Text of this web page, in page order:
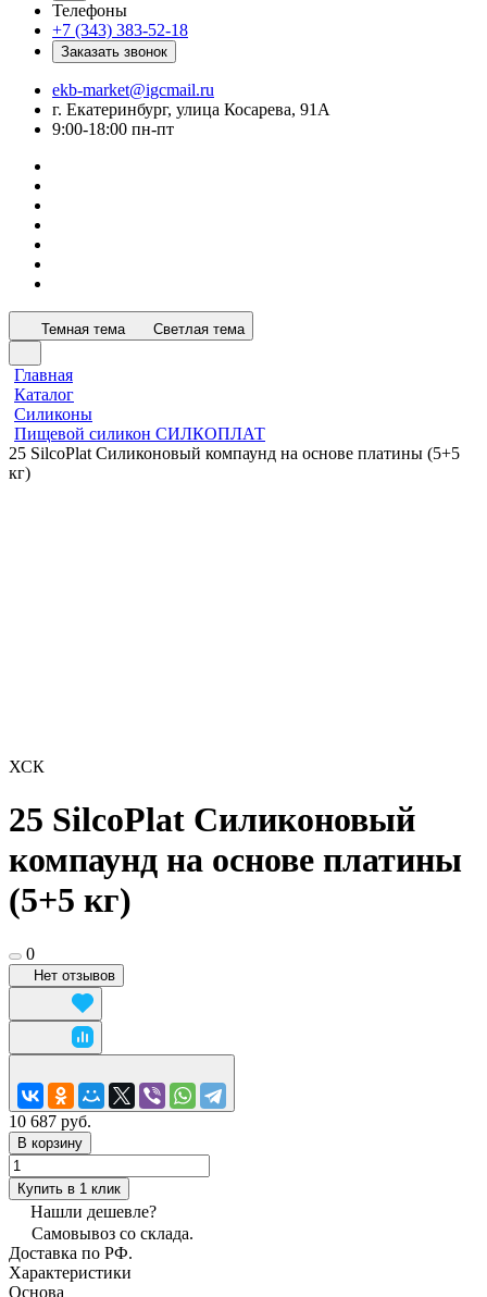
Телефоны
+7 (343) 383-52-18
Заказать звонок
ekb-market@igcmail.ru
г. Екатеринбург, улица Косарева, 91А
9:00-18:00 пн-пт
Темная тема Светлая тема
Главная
Каталог
Силиконы
Пищевой силикон СИЛКОПЛАТ
25 SilcoPlat Силиконовый компаунд на основе платины (5+5
кг)
ХСК
25 SilcoPlat Силиконовый
компаунд на основе платины
(5+5 кг)
0
Нет отзывов
10 687 руб.
В корзину
Купить в 1 клик
Нашли дешевле?
Самовывоз со склада.
Доставка по РФ.
Характеристики
Основа